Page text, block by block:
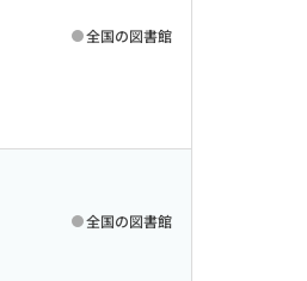
全国の図書館
全国の図書館